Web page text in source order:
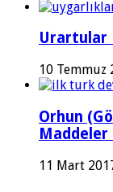
Urartular
10 Temmuz
Orhun
Maddeler
11 Mart